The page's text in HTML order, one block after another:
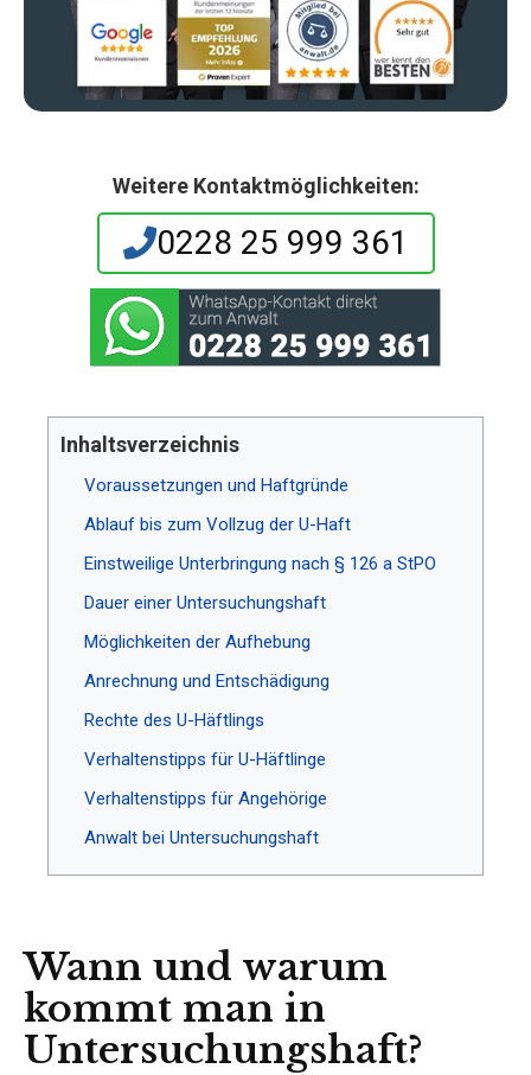
Weitere Kontaktmöglichkeiten:
0228 25 999 361
Inhaltsverzeichnis
Voraussetzungen und Haftgründe
Ablauf bis zum Vollzug der U-Haft
Einstweilige Unterbringung nach § 126 a StPO
Dauer einer Untersuchungshaft
Möglichkeiten der Aufhebung
Anrechnung und Entschädigung
Rechte des U-Häftlings
Verhaltenstipps für U-Häftlinge
Verhaltenstipps für Angehörige
Anwalt bei Untersuchungshaft
Wann und warum
kommt man in
Untersuchungshaft?